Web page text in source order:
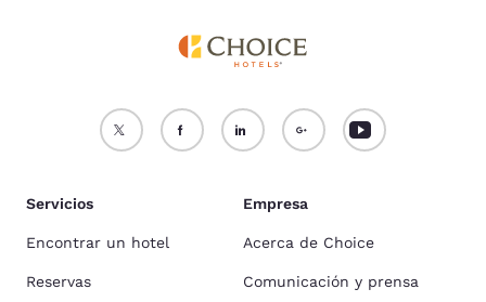
Servicios
Encontrar un hotel
Reservas
Empresa
Acerca de Choice
Comunicación y prensa